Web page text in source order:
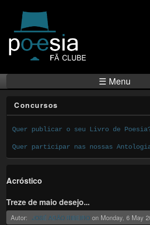
☰ Menu
Concursos
Quer publicar o seu Livro de
Quer participar nas nossas
Acróstico
Treze de maio desejo...
Autor: JOSÉ ADÃO RIBEIRO on Monday, 6 May